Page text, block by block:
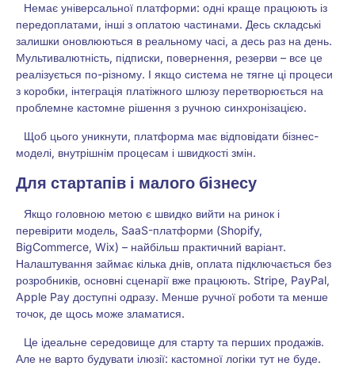
Немає універсальної платформи: одні краще працюють із
передоплатами, інші з оплатою частинами. Десь складські
залишки оновлюються в реальному часі, а десь раз на день.
Мультивалютність, підписки, повернення, резерви – все це
реалізується по-різному. І якщо система не тягне ці процеси
з коробки, інтеграція платіжного шлюзу перетворюється на
проблемне кастомне рішення з ручною синхронізацією.
Щоб цього уникнути, платформа має відповідати бізнес-
моделі, внутрішнім процесам і швидкості змін.
Для стартапів і малого бізнесу
Якщо головною метою є швидко вийти на ринок і
перевірити модель, SaaS-платформи (Shopify,
BigCommerce, Wix) – найбільш практичний варіант.
Налаштування займає кілька днів, оплата підключається без
розробників, основні сценарії вже працюють. Stripe, PayPal,
Apple Pay доступні одразу. Менше ручної роботи та менше
точок, де щось може зламатися.
Це ідеальне середовище для старту та перших продажів.
Але не варто будувати ілюзії: кастомної логіки тут не буде.